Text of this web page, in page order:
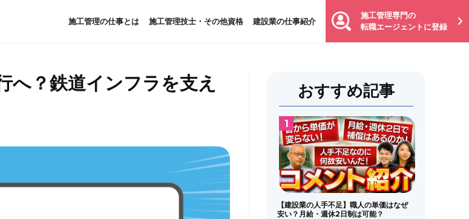
施工管理の仕事とは 施工管理技士・その他資格 建設業の仕事紹介
施工管理専門の
転職エージェントに登録
？鉄道インフラを支え
おすすめ記事
【建設業の人手不足】職人の単価はなぜ
安い？月給・週休2日制は可能？